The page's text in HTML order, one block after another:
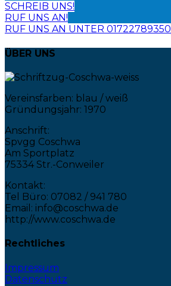
SCHREIB UNS!
RUF UNS AN!
RUF UNS AN UNTER 01722789350
ÜBER UNS
Vereinsfarben: blau / weiß
Gründungsjahr: 1970
Anschrift:
Spvgg Coschwa
Am Sportplatz
75334 Str.-Conweiler
Kontakt:
Tel Büro: 07082 / 941 780
Email: info@coschwa.de
http://www.coschwa.de
Rechtliches
Impressum
Datenschutz